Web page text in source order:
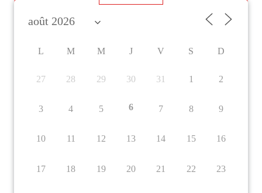
L M M J V S D
27 28 29 30 31 1 2
3 4 5 6 7 8 9
10 11 12 13 14 15 16
17 18 19 20 21 22 23